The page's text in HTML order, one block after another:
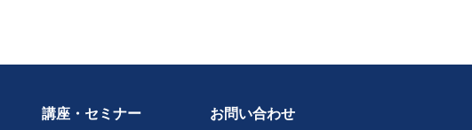
講座・セミナー お問い合わせ